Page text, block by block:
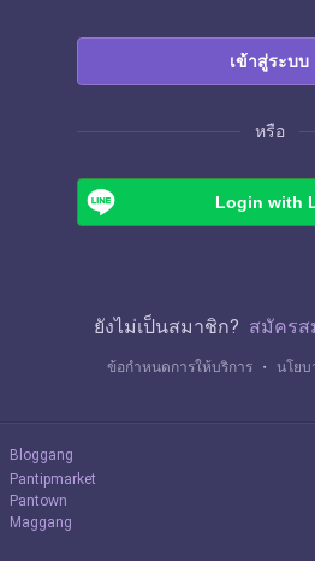
เข้าสู่ระบบ
หรือ
Login with
ยังไม่เป็นสมาชิก? สมัครส
ข้อกำหนดการให้บริการ ・ นโยบ
Bloggang
Pantipmarket
Pantown
Maggang